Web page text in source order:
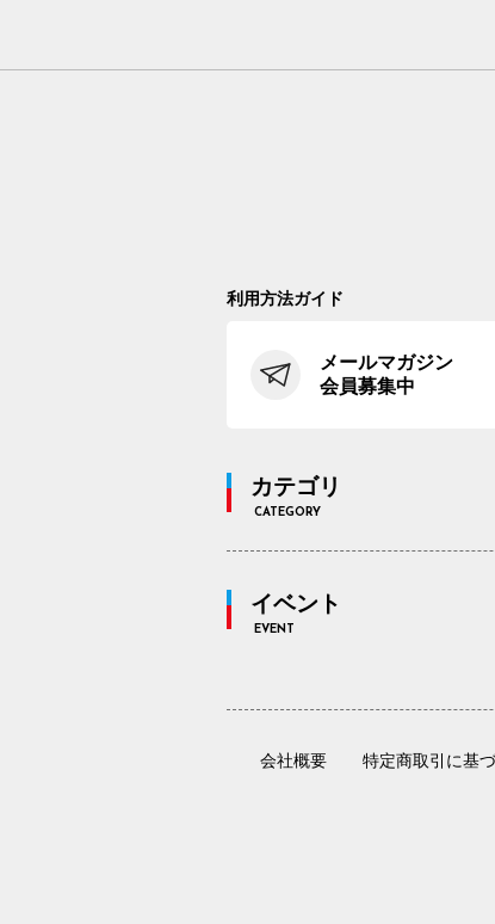
利用方法ガイド
メールマガジン
会員募集中
カテゴリ
CATEGORY
イベント
EVENT
会社概要 特定商取引に基